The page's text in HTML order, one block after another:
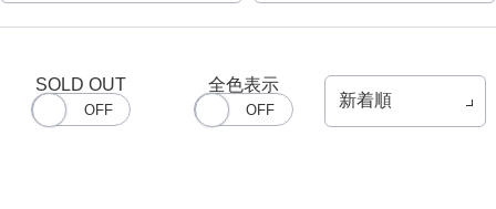
SOLD OUT 全色表示